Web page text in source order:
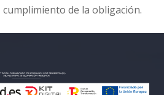
de la obligación.